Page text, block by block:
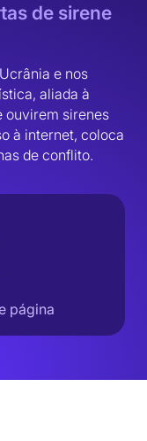
de sirene
e nos
aliada à
ouvirem sirenes
à internet, coloca
de conflito.
página